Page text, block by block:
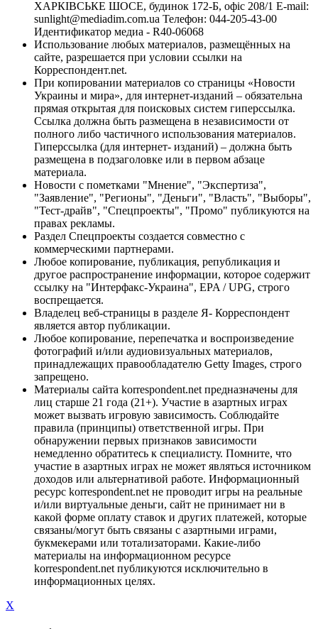
ХАРКІВСЬКЕ ШОСЕ, будинок 172-Б, офіс 208/1 E-mail:
sunlight@mediadim.com.ua Телефон: 044-205-43-00
Идентификатор медиа - R40-06068
Использование любых материалов, размещённых на
сайте, разрешается при условии ссылки на
Корреспондент.net.
При копировании материалов со страницы «Новости
Украины и мира», для интернет-изданий – обязательна
прямая открытая для поисковых систем гиперссылка.
Ссылка должна быть размещена в независимости от
полного либо частичного использования материалов.
Гиперссылка (для интернет- изданий) – должна быть
размещена в подзаголовке или в первом абзаце
материала.
Новости с пометками "Мнение", "Экспертиза",
"Заявление", "Регионы", "Деньги", "Власть", "Выборы",
"Тест-драйв", "Спецпроекты", "Промо" публикуются на
правах рекламы.
Раздел Спецпроекты создается совместно с
коммерческими партнерами.
Любое копирование, публикация, републикация и
другое распространение информации, которое содержит
ссылку на "Интерфакс-Украина", EPA / UPG, строго
воспрещается.
Владелец веб-страницы в разделе Я- Корреспондент
является автор публикации.
Любое копирование, перепечатка и воспроизведение
фотографий и/или аудиовизуальных материалов,
принадлежащих правообладателю Getty Images, строго
запрещено.
Материалы сайта korrespondent.net предназначены для
лиц старше 21 года (21+). Участие в азартных играх
может вызвать игровую зависимость. Соблюдайте
правила (принципы) ответственной игры. При
обнаружении первых признаков зависимости
немедленно обратитесь к специалисту. Помните, что
участие в азартных играх не может являться источником
доходов или альтернативой работе. Информационный
ресурс korrespondent.net не проводит игры на реальные
и/или виртуальные деньги, сайт не принимает ни в
какой форме оплату ставок и других платежей, которые
связаны/могут быть связаны с азартными играми,
букмекерами или тотализаторами. Какие-либо
материалы на информационном ресурсе
korrespondent.net публикуются исключительно в
информационных целях.
X